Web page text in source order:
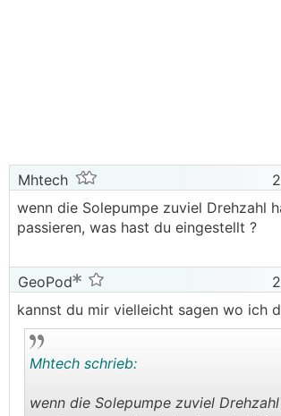
Mhtech
wenn die Solepumpe zuviel Drehzahl
passieren, was hast du eingestellt ?
GeoPod
kannst du mir vielleicht sagen wo ich
Mhtech schrieb:
wenn die Solepumpe zuviel